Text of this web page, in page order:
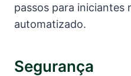
passos para iniciantes
automatizado.
Segurança